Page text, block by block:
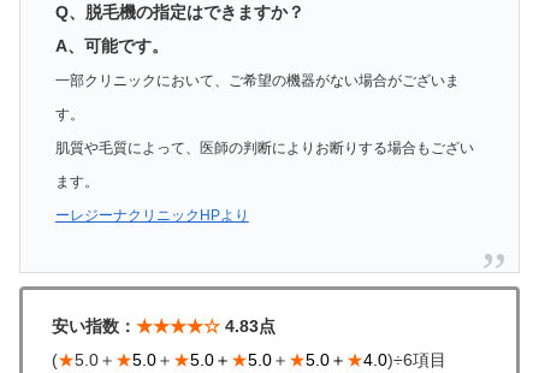
Q、脱毛機の指定はできますか？
A、可能です。
一部クリニックにおいて、ご希望の機器がない場合がございま
す。
肌質や毛質によって、医師の判断によりお断りする場合もござい
ます。
ーレジーナクリニックHPより
安い指数： ★★★★☆ 4.83点
(★5.0＋ ★5.0＋ ★5.0＋ ★5.0＋ ★5.0＋ ★4.0)÷6項目